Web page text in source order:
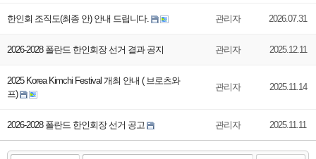
한인회 조직도(최종 안) 안내 드립니다. 관리자 2026.07.31
2026-2028 폴란드 한인회장 선거 결과 공지 관리자 2025.12.11
2025 Korea Kimchi Festival 개최 안내 ( 브로츠와
프)
관리자 2025.11.14
2026-2028 폴란드 한인회장 선거 공고 관리자 2025.11.11